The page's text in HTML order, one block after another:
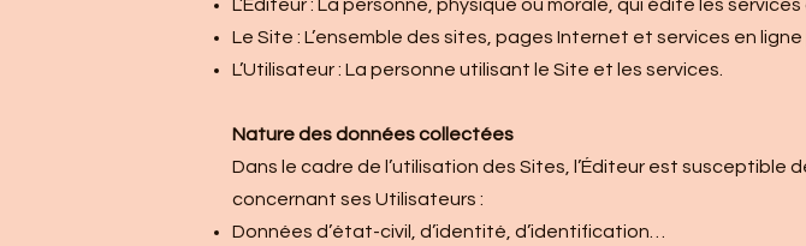
L’Éditeur : La personne, physique ou morale, qui édite les
Le Site : L’ensemble des sites, pages Internet et services en ligne
L’Utilisateur : La personne utilisant le Site et les services.
Nature des données collectées
Dans le cadre de l’utilisation des Sites, l’Éditeur est
concernant ses Utilisateurs :
Données d’état-civil, d’identité, d’identification…